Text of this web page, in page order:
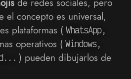
el concepto es universal,
plataformas ( WhatsApp,
operativos ( Windows,
) pueden dibujarlos de